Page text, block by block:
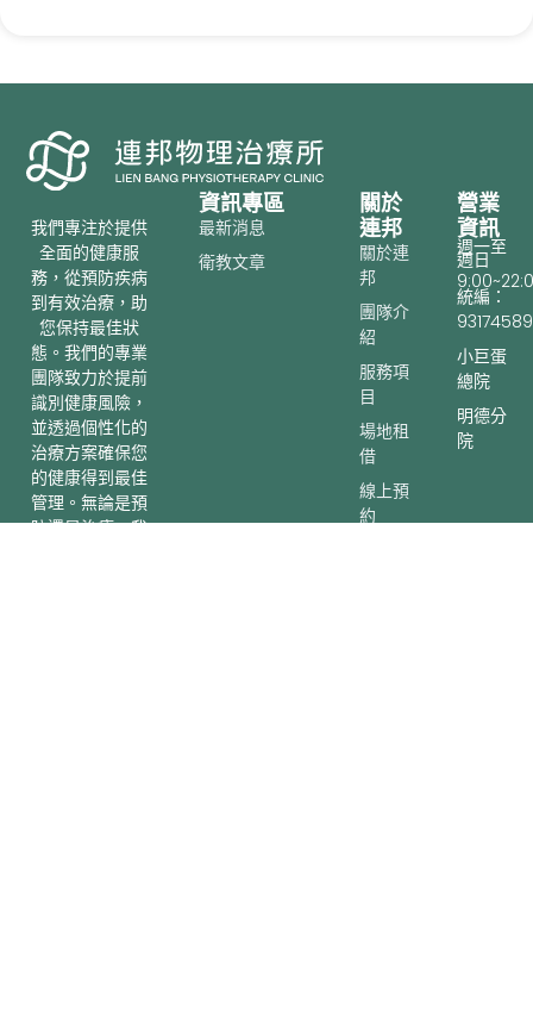
聯絡我們
我們專注於提供
全面的健康服
務，從預防疾病
到有效治療，助
您保持最佳狀
態。我們的專業
團隊致力於提前
識別健康風險，
並透過個性化的
治療方案確保您
的健康得到最佳
管理。無論是預
防還是治療，我
營業
資訊
週一至
週日
統編：
93174589
小巨蛋
總院
明德分
院
關於
連邦
關於連
邦
團隊介
紹
服務項
目
場地租
借
線上預
約
資訊專區
最新消息
衛教文章